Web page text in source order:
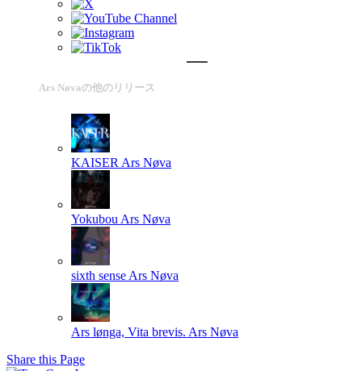
Ars Nøvaの他のリリース
KAISER Ars Nøva
Yokubou Ars Nøva
sixth sense Ars Nøva
Ars lønga, Vita brevis. Ars Nøva
Share this Page